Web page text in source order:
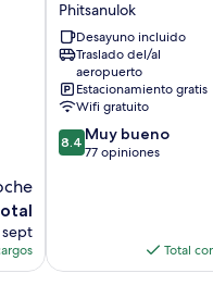
Hotel
Phitsanulok
Phitsanulok
Phitsanulok
Desayuno incluido
Traslado del/al
aeropuerto
Estacionamiento gratis
Wifi gratuito
8.4
de
8.4 Muy bueno
77 opiniones
Total